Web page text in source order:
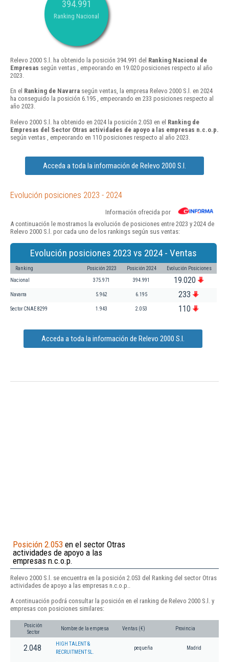
394.991
Ranking Nacional
Relevo 2000 S.l. ha obtenido la posición 394.991 del Ranking Nacional de
Empresas según ventas , empeorando en 19.020 posiciones respecto al año
2023.
En el Ranking de Navarra según ventas, la empresa Relevo 2000 S.l. en 2024
ha conseguido la posición 6.195 , empeorando en 233 posiciones respecto al
año 2023.
Relevo 2000 S.l. ha obtenido en 2024 la posición 2.053 en el Ranking de
Empresas del Sector Otras actividades de apoyo a las empresas n.c.o.p.
según ventas , empeorando en 110 posiciones respecto al año 2023.
Acceda a toda la información de Relevo 2000 S.l.
Evolución posiciones 2023 - 2024
Información ofrecida por
A continuación le mostramos la evolución de posiciones entre 2023 y 2024 de
Relevo 2000 S.l. por cada uno de los rankings según sus ventas:
Evolución posiciones 2023 vs 2024 - Ventas
Ranking Posición 2023 Posición 2024 Evolución Posiciones
Nacional 375.971 394.991 19.020
Navarra 5.962 6.195 233
Sector CNAE 8299 1.943 2.053 110
Acceda a toda la información de Relevo 2000 S.l.
Posición 2.053 en el sector Otras
actividades de apoyo a las
empresas n.c.o.p.
Relevo 2000 S.l. se encuentra en la posición 2.053 del Ranking del sector Otras
actividades de apoyo a las empresas n.c.o.p..
A continuación podrá consultar la posición en el ranking de Relevo 2000 S.l. y
empresas con posiciones similares:
Posición
Sector
Nombre de la empresa Ventas (€) Provincia
2.048
HIGH TALENT &
RECRUITMENT SL.
pequeña Madrid